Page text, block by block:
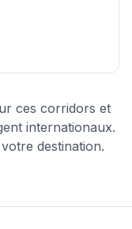
ces corridors et
internationaux.
destination.